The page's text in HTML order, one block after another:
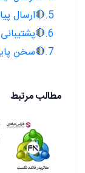
5.🔴ارسال پیام در سایت فاندد نکست
6.🔴پشتیبانی فاندد نکست با چت آنلاین وب‌سایت
7.🔴سخن پایانی
مطالب مرتبط